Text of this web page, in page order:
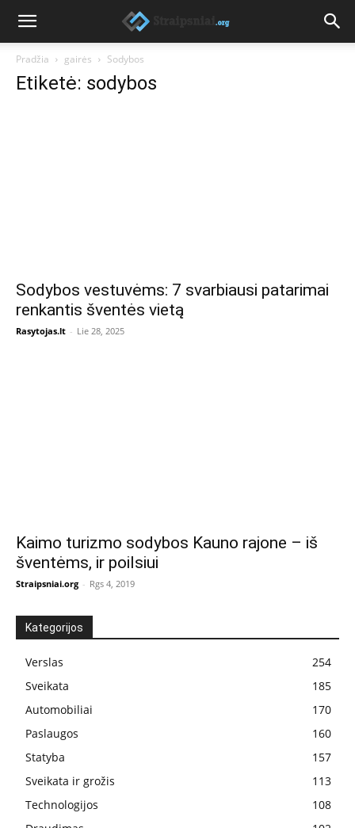
Pradžia gairės Sodybos
Etiketė: sodybos
Sodybos vestuvėms: 7 svarbiausi patarimai
renkantis šventės vietą
Rasytojas.lt - Lie 28, 2025
Kaimo turizmo sodybos Kauno rajone – iš
šventėms, ir poilsiui
Straipsniai.org - Rgs 4, 2019
Kategorijos
Verslas
254
Sveikata
185
Automobiliai
170
Paslaugos
160
Statyba
157
Sveikata ir grožis
113
Technologijos
108